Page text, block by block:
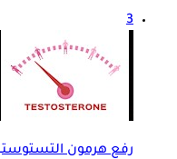
3